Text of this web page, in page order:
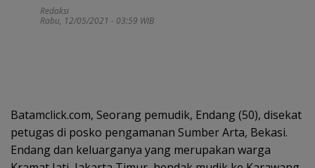
Redaksi
Rabu, 12/05/2021 - 03:59 WIB
Batamclick.com, Seorang pemudik, Endang (50), disekat
petugas di posko pengamanan Sumber Arta, Bekasi.
Endang dan keluarganya yang merupakan warga